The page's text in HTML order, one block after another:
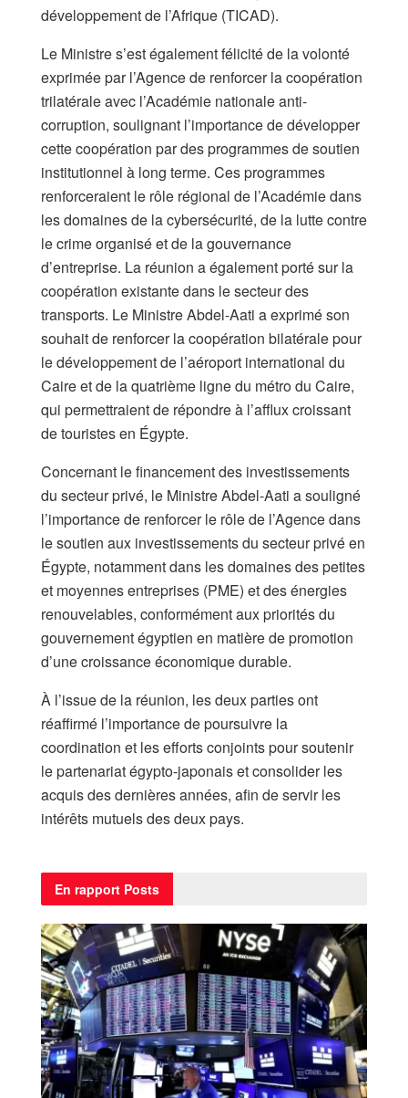
développement de l’Afrique (TICAD).
Le Ministre s’est également félicité de la volonté
exprimée par l’Agence de renforcer la coopération
trilatérale avec l’Académie nationale anti-
corruption, soulignant l’importance de développer
cette coopération par des programmes de soutien
institutionnel à long terme. Ces programmes
renforceraient le rôle régional de l’Académie dans
les domaines de la cybersécurité, de la lutte contre
le crime organisé et de la gouvernance
d’entreprise. La réunion a également porté sur la
coopération existante dans le secteur des
transports. Le Ministre Abdel-Aati a exprimé son
souhait de renforcer la coopération bilatérale pour
le développement de l’aéroport international du
Caire et de la quatrième ligne du métro du Caire,
qui permettraient de répondre à l’afflux croissant
de touristes en Égypte.
Concernant le financement des investissements
du secteur privé, le Ministre Abdel-Aati a souligné
l’importance de renforcer le rôle de l’Agence dans
le soutien aux investissements du secteur privé en
Égypte, notamment dans les domaines des petites
et moyennes entreprises (PME) et des énergies
renouvelables, conformément aux priorités du
gouvernement égyptien en matière de promotion
d’une croissance économique durable.
À l’issue de la réunion, les deux parties ont
réaffirmé l’importance de poursuivre la
coordination et les efforts conjoints pour soutenir
le partenariat égypto-japonais et consolider les
acquis des dernières années, afin de servir les
intérêts mutuels des deux pays.
En rapport Posts